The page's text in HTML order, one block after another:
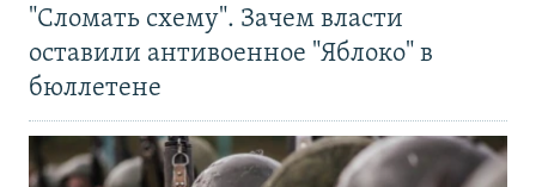
"Сломать схему". Зачем власти
оставили антивоенное "Яблоко" в
бюллетене